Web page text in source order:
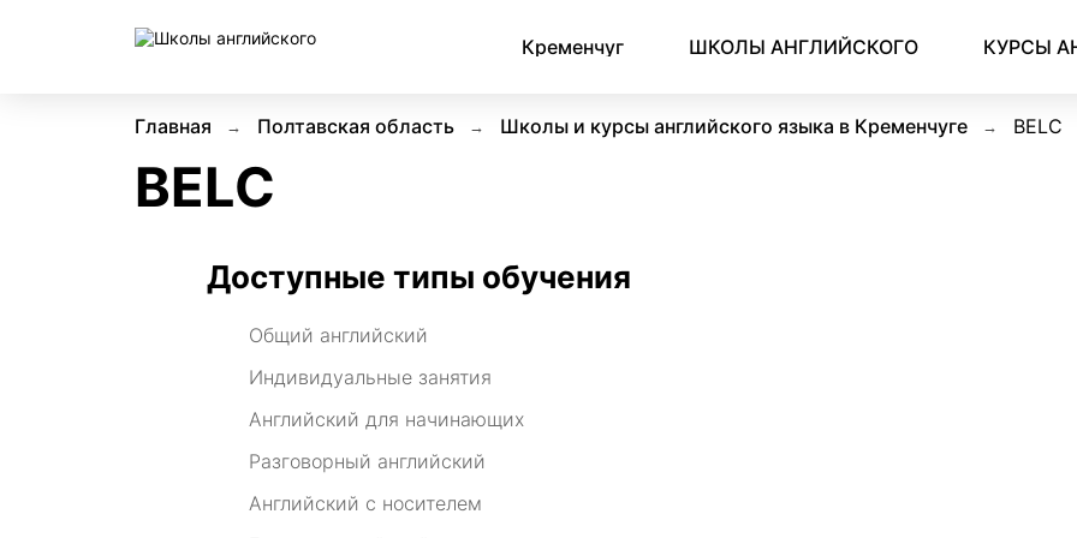
Кременчуг ШКОЛЫ АНГЛИЙСКОГО КУРСЫ
Главная Полтавская область Школы и курсы английского языка в Кременчуге BELC
BELC
Доступные типы обучения
Общий английский
Индивидуальные занятия
Английский для начинающих
Разговорный английский
Английский с носителем